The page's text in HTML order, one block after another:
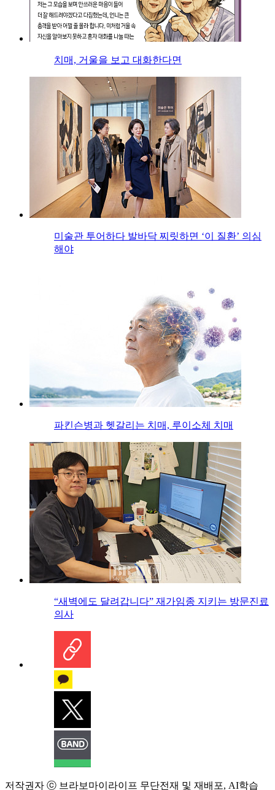
치매, 거울을 보고 대화한다면
미술관 투어하다 발바닥 찌릿하면 ‘이 질환’ 의심
해야
파킨슨병과 헷갈리는 치매, 루이소체 치매
“새벽에도 달려갑니다” 재가임종 지키는 방문진료
의사
저작권자 ⓒ 브라보마이라이프 무단전재 및 재배포, AI학습